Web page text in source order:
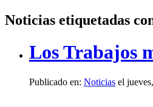
Noticias etiquetadas
Los Trabajos
Publicado en: Noticias el